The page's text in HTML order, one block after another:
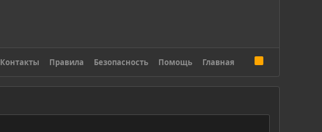
Контакты Правила Безопасность Помощь Главная
S